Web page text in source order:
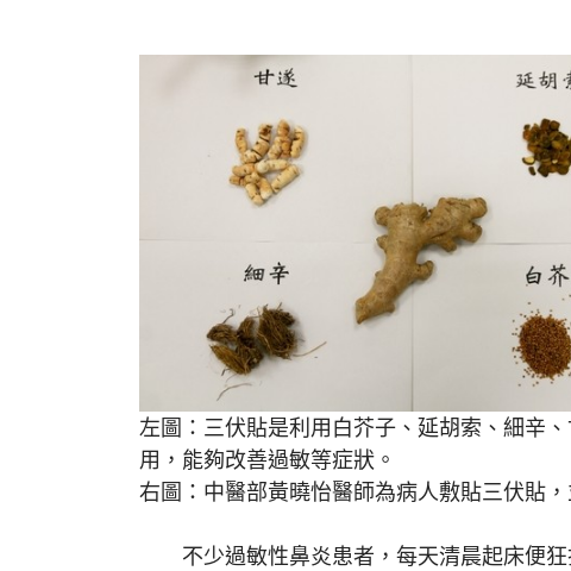
左圖：三伏貼是利用白芥子、延胡索、細辛
用，能夠改善過敏等症狀。
右圖：中醫部黃曉怡醫師為病人敷貼三伏貼
不少過敏性鼻炎患者，每天清晨起床便狂